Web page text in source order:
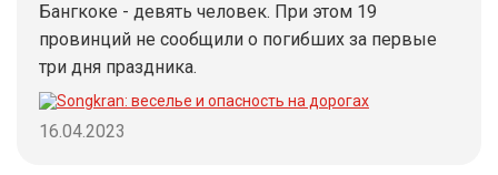
Бангкоке - девять человек. При этом 19
провинций не сообщили о погибших за первые
три дня праздника.
16.04.2023